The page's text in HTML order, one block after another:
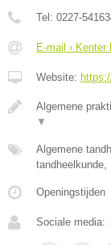
Tel: 0227-
E-mail ›
Website:
Algemene
▼
Algemene
tandheelkunde,
Openingstijden
Sociale media: